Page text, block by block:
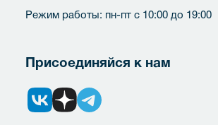
Режим работы: пн-пт с 10:00 до 19:00
Присоединяйся к нам